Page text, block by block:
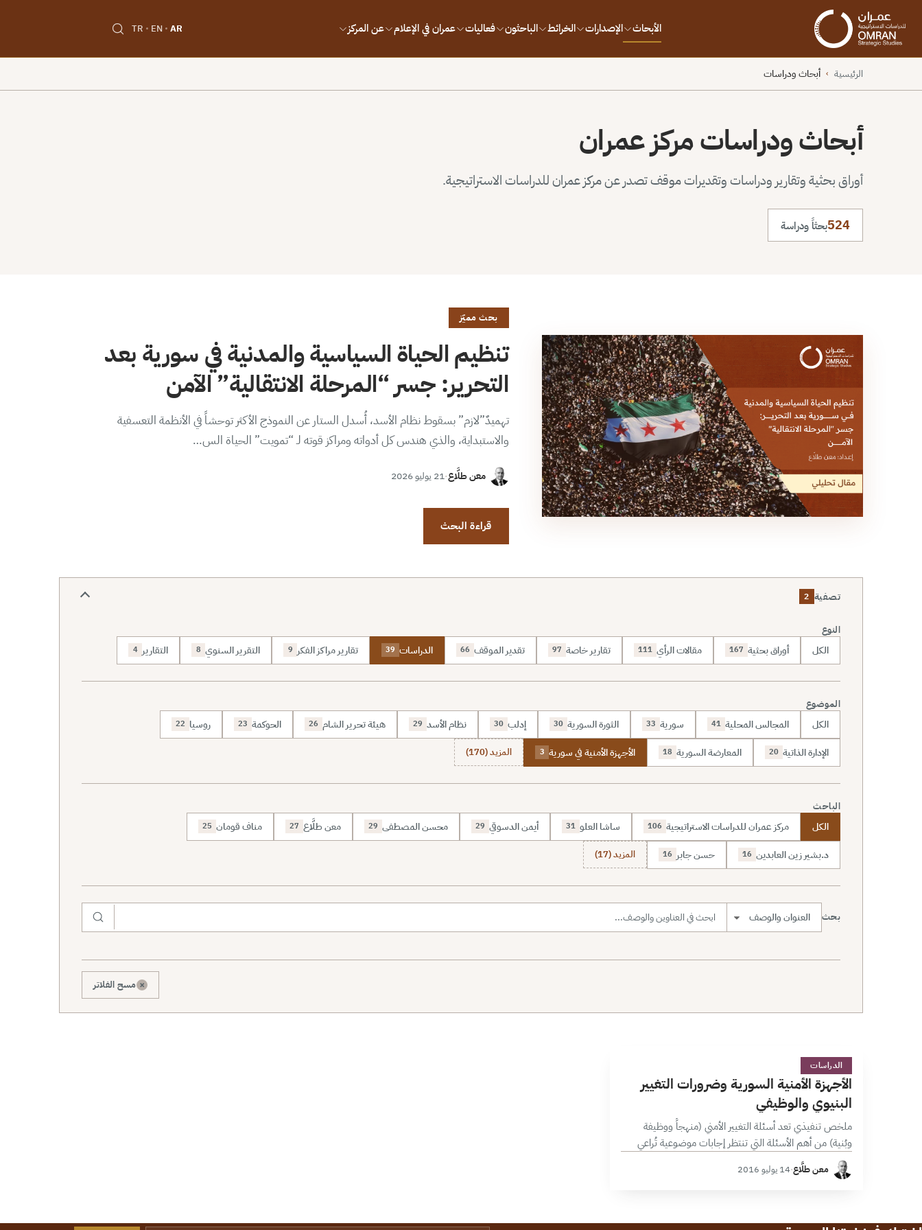
الأبحاث الإصدارات الخرائط الباحثون فعاليات عمران في الإعلام عن المركز AR
EN
TR
الرئيسية › أبحاث ودراسات
أبحاث ودراسات مركز عمران
أوراق بحثية وتقارير ودراسات وتقديرات موقف تصدر عن مركز عمران للدراسات الاستراتيجية.
524بحثاً ودراسة
بحث مميّز
تنظيم الحياة السياسية والمدنية في سورية بعد
التحرير: جسر “المرحلة الانتقالية” الآمن
تهميدٌ”لازم” بسقوط نظام الأسد، أُسدل الستار عن النموذج الأكثر توحشاً في الأنظمة التعسفية
والاستبداية، والذي هندس كل أدواته ومراكز قوته لـ “تمويت” الحياة الس…
معن طلَّاع·21 يوليو 2026
قراءة البحث
تصفية 2
النوع
الكل أوراق بحثية 167 مقالات الرأي 111 تقارير خاصة 97 تقدير الموقف 66 الدراسات 39 تقارير مراكز الفكر 9 التقرير السنوي 8 التقارير 4
الموضوع
الكل المجالس المحلية 41 سورية 33 الثورة السورية 30 إدلب 30 نظام الأسد 29 هيئة تحرير الشام 26 الحوكمة 23 روسيا 22
الإدارة الذاتية 20 المعارضة السورية 18 الأجهزة الأمنية في سورية 3 المزيد (170)
الباحث
الكل مركز عمران للدراسات الاستراتيجية 106 ساشا العلو 31 أيمن الدسوقي 29 محسن المصطفى 29 معن طلَّاع 27 مناف قومان 25
د.بشير زين العابدين 16 حسن جابر 16 المزيد (17)
بحث نطاق البحث
× مسح الفلاتر
ا
75 دقائق
الدراسات
الأجهزة الأمنية السورية وضرورات التغيير
البنيوي والوظيفي
ملخص تنفيذي تعد أسئلة التغيير الأمني (منهجاً ووظيفة
وبُنية) من أهم الأسئلة التي تنتظر إجابات موضوعية تُراعي
الظروف الناشئة وجملة المتغيرات المتسارعة التي تعصف
بالجغرافية السورية، ولأنها عملية معقدة فلن…
معن طلَّاع·14 يوليو 2016